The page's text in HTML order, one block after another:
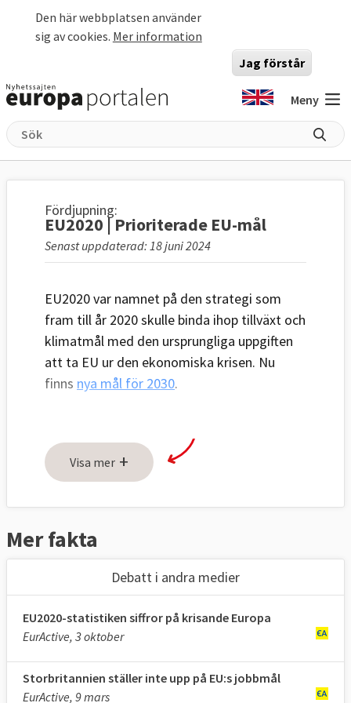
Den här webbplatsen använder
sig av cookies. Mer information
Jag förstår
Meny
Fördjupning:
EU2020 | Prioriterade EU-mål
Senast uppdaterad: 18 juni 2024
EU2020 var namnet på den strategi som
fram till år 2020 skulle binda ihop tillväxt och
klimatmål med den ursprungliga uppgiften
att ta EU ur den ekonomiska krisen. Nu
finns nya mål för 2030.
––– DENNA SIDA UPPDATERAS INTE MER
–––
Den finansiella och ekonomiska krisen
startade 2008 är den värsta som upplevts
sedan EU bildades för över femtio år sedan.
starkare och mer uthållig ekonomi
lanserades 2010
EU2020 eller Europa 2020, som en
efterföljare tillLissabonstrategin.
Visa mer +
Mer fakta
Debatt i andra medier
EU2020-statistiken siffror på krisande Europa
EurActive, 3 oktober
Storbritannien ställer inte upp på EU:s jobbmål
EurActive, 9 mars